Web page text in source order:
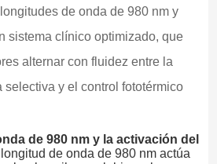
de onda de 980 nm y
sistema clínico optimizado, que
alternar con fluidez entre la
y el control fototérmico
de 980 nm y la activación del
longitud de onda de 980 nm actúa